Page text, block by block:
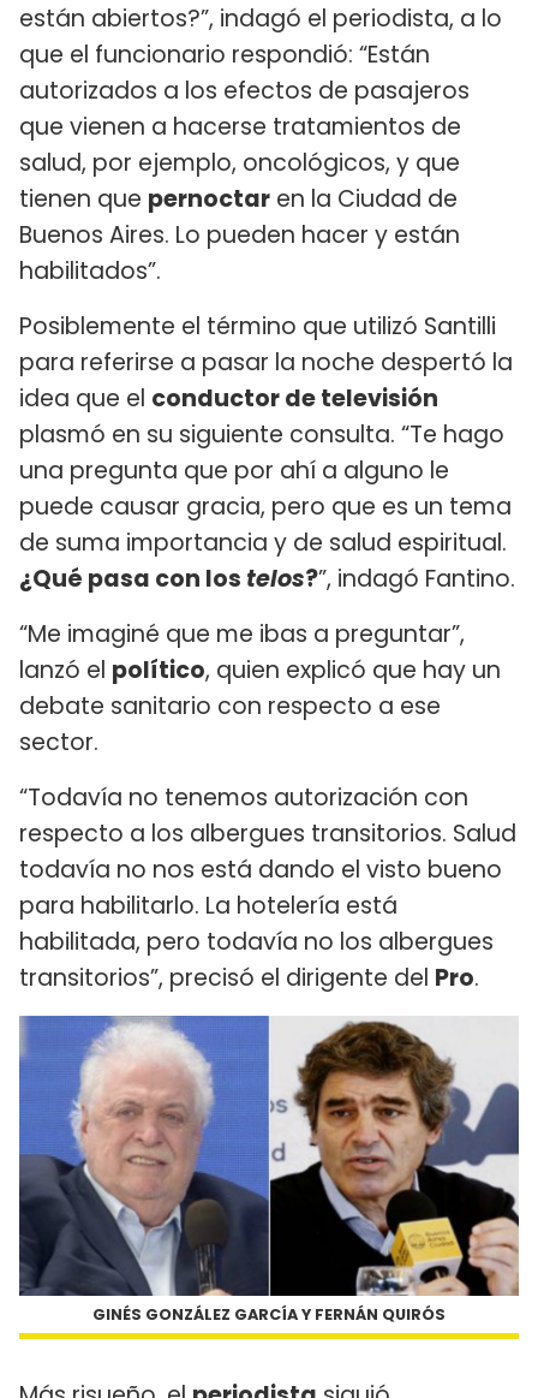
están abiertos?”, indagó el periodista, a lo
que el funcionario respondió: “Están
autorizados a los efectos de pasajeros
que vienen a hacerse tratamientos de
salud, por ejemplo, oncológicos, y que
tienen que pernoctar en la Ciudad de
Buenos Aires. Lo pueden hacer y están
habilitados”.
Posiblemente el término que utilizó Santilli
para referirse a pasar la noche despertó la
idea que el conductor de televisión
plasmó en su siguiente consulta. “Te hago
una pregunta que por ahí a alguno le
puede causar gracia, pero que es un tema
de suma importancia y de salud espiritual.
¿Qué pasa con los telos?”, indagó Fantino.
“Me imaginé que me ibas a preguntar”,
lanzó el político, quien explicó que hay un
debate sanitario con respecto a ese
sector.
“Todavía no tenemos autorización con
respecto a los albergues transitorios. Salud
todavía no nos está dando el visto bueno
para habilitarlo. La hotelería está
habilitada, pero todavía no los albergues
transitorios”, precisó el dirigente del Pro.
GINÉS GONZÁLEZ GARCÍA Y FERNÁN QUIRÓS